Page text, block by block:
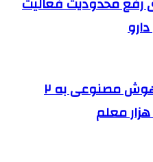
طراحی فرآیند آموزش هوش مصنوعی به ۲